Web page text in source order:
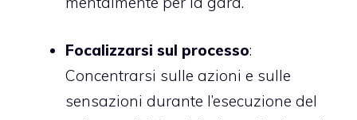
Focalizzarsi sul processo:
Concentrarsi sulle azioni e sulle
sensazioni durante l’esecuzione del